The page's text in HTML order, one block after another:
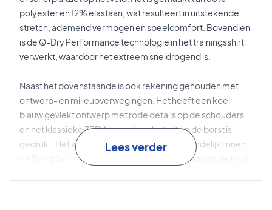
polyester en 12% elastaan, wat resulteert in uitstekende
stretch, ademend vermogen en speelcomfort. Bovendien
is de Q-Dry Performance technologie in het trainingsshirt
verwerkt, waardoor het extreem sneldrogend is.
Naast het bovenstaande is ook rekening gehouden met
ontwerp- en milieuoverwegingen. Het heeft een koel
blauw gevlekt ontwerp met rode details op de schouders
en het klassieke ZERV-logo dat in het wit op de borst is
gedrukt. Het koord is gemaakt van milieuvriendelijk linnen,
de 'hang tag' is gemaakt van gerecycled karton en de tas is
Lees verder